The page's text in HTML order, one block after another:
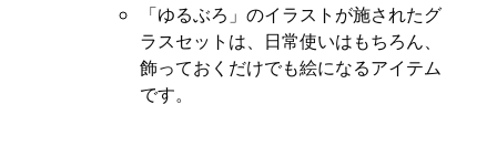
「ゆるぶろ」のイラストが施されたグ
ラスセットは、日常使いはもちろん、
飾っておくだけでも絵になるアイテム
です。